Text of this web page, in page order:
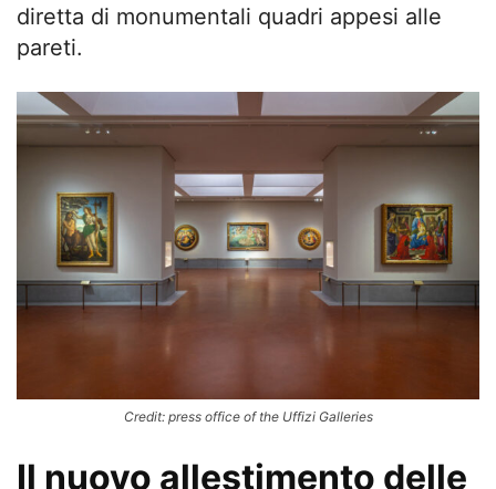
diretta di monumentali quadri appesi alle
pareti.
Credit: press office of the Uffizi Galleries
Il nuovo allestimento delle